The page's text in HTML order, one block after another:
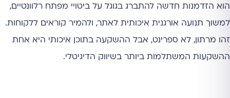
הוא הזדמנות חדשה להתברג בגוגל על ביטויי מפתח רלוונטיים,
למשוך תנועה אורגנית איכותית לאתר, ולהמיר קוראים ללקוחות.
זהו מרתון, לא ספרינט, אבל ההשקעה בתוכן איכותי היא אחת
ההשקעות המשתלמות ביותר בשיווק הדיגיטלי.